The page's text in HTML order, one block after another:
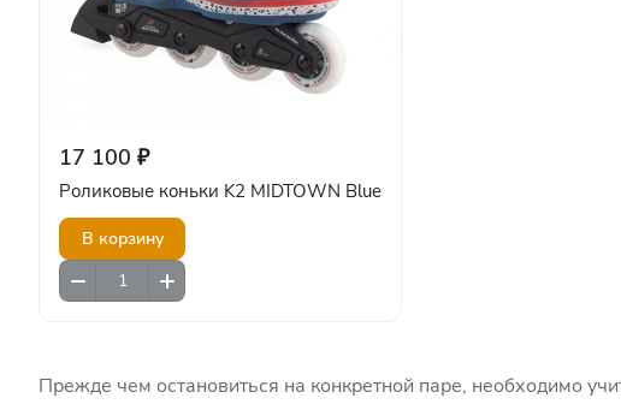
17 100 ₽
Роликовые коньки K2 MIDTOWN Blue
В корзину
Прежде чем остановиться на конкретной паре, необходимо